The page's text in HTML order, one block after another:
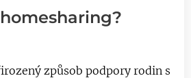
způsob podpory rodin s